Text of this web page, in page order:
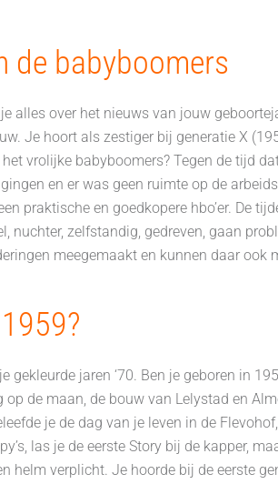
de babyboomers
alles over het nieuws van jouw
Je hoort als zestiger bij generatie X
vrolijke babyboomers? Tegen de tijd
en er was geen ruimte op de
praktische en goedkopere hbo’er. De
nuchter, zelfstandig, gedreven, gaan
meegemaakt en kunnen daar ook
gekleurde jaren ‘70. Ben je geboren in
de maan, de bouw van Lelystad en
je de dag van je leven in de
las je de eerste Story bij de kapper,
helm verplicht. Je hoorde bij de eerste